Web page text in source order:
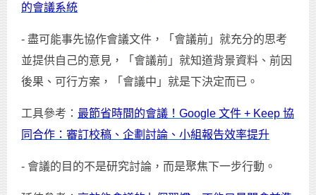
的會議系統
- 盡可能事先協作會議文件，「會議前」就充分的思考
並提供自己的意見，「會議前」就知道背景資料、前因
後果、可行方案，「會議中」就是下決定而已。
工具參考： 最節省時間的會議！Google 文件 + Keep 協
同合作：審訂校稿、企劃討論、小組報告效率提升
- 會議的目的不是研究討論，而是聚焦下一步行動。